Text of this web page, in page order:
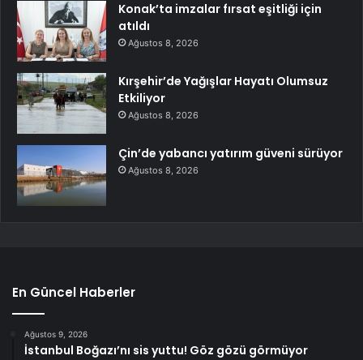
Konak’ta imzalar fırsat eşitliği için
atıldı
Ağustos 8, 2026
Kırşehir’de Yağışlar Hayatı Olumsuz
Etkiliyor
Ağustos 8, 2026
Çin’de yabancı yatırım güveni sürüyor
Ağustos 8, 2026
En Güncel Haberler
Ağustos 9, 2026
İstanbul Boğazı’nı sis yuttu! Göz gözü görmüyor